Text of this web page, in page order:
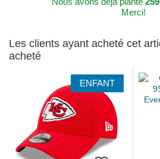
Merci!
Les clients ayant acheté cet
acheté
ENFANT